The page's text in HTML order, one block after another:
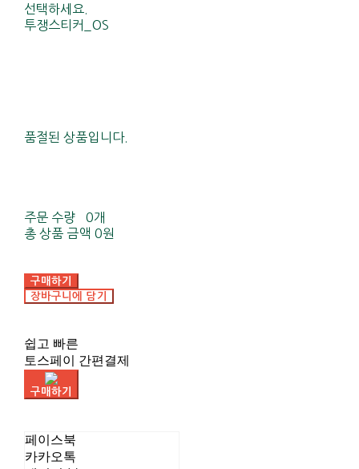
선택하세요.
투쟁스티커_OS
품절된 상품입니다.
주문 수량
0개
총 상품 금액 0원
구매하기
장바구니에 담기
쉽고 빠른
토스페이 간편결제
구매하기
페이스북
카카오톡